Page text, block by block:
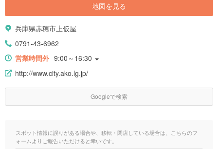
地図を見る
兵庫県赤穂市上仮屋
0791-43-6962
営業時間外 9:00～16:30
http://www.city.ako.lg.jp/
Googleで検索
スポット情報に誤りがある場合や、移転・閉店している場合は、こちらのフ
ォームよりご報告いただけると幸いです。